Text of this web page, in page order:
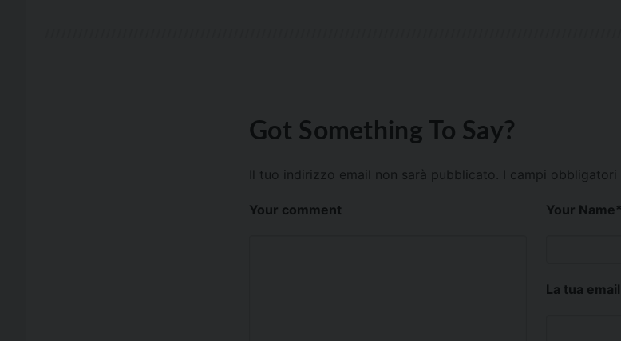
Got Something To Say?
Il tuo indirizzo email non sarà pubblicato. I campi
Your comment Your Name*
La tua email